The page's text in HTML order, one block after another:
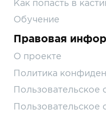
Как попасть в
Обучение
Правовая
О проекте
Политика
Пользовательское
Пользовательское